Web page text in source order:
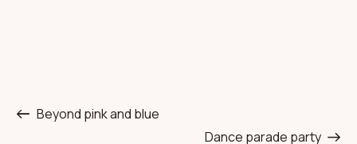
Beyond pink and blue
Dance parade party